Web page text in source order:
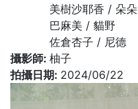
美樹沙耶香 / 朵朵
巴麻美 / 貓野
佐倉杏子 / 尼德
攝影師: 柚子
拍攝日期: 2024/06/22